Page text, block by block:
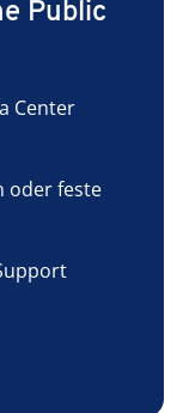
Public
Center
oder feste